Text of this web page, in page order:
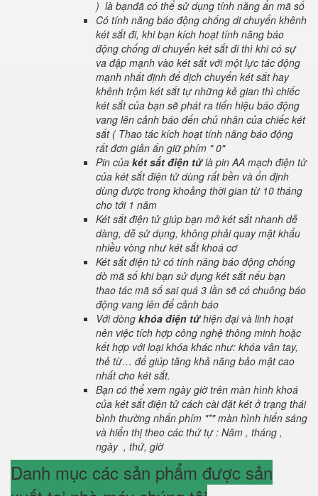
) là bạnđã có thể sử dụng tính năng ẩn mã số
Có tính năng báo động chống di chuyển khênh
két sắt đi, khi bạn kích hoạt tính năng báo
động chống di chuyển két sắt đi thì khi có sự
va đập mạnh vào két sắt với một lực tác động
mạnh nhất định để dịch chuyển két sắt hay
khênh trộm két sắt tự những kẻ gian thì chiếc
két sắt của bạn sẽ phát ra tiến hiệu báo động
vang lên cảnh báo đến chủ nhân của chiếc két
sắt ( Thao tác kích hoạt tính năng báo động
rất đơn giản ấn giữ phím " 0"
Pin của két sắt điện tửlà pin AA mạch điện tử
của két sắt điện tử dùng rất bền và ổn định
dùng được trong khoảng thời gian từ 10 tháng
cho tới 1 năm
Két sắt điện tử giúp bạn mở két sắt nhanh dễ
dàng, dễ sử dụng, không phải quay mật khẩu
nhiều vòng như két sắt khoá cơ
Két sắt điện tử có tính năng báo động chống
dò mã số khi bạn sử dụng két sắt nếu bạn
thao tác mã số sai quá 3 lần sẽ có chuông báo
động vang lên để cảnh báo
Với dòng khóa điện tửhiện đại và linh hoạt
nên việc tích hợp công nghệ thông minh hoặc
kết hợp với loại khóa khác như: khóa vân tay,
thẻ từ… để giúp tăng khả năng bảo mật cao
nhất cho két sắt.
Bạn có thể xem ngày giờ trên màn hình khoá
của két sắt điện tử cách cài đặt két ở trạng thái
bình thường nhấn phím "*" màn hình hiển sáng
và hiển thị theo các thứ tự : Năm , tháng ,
ngày , thứ, giờ
Danh mục các sản phẩm được sản